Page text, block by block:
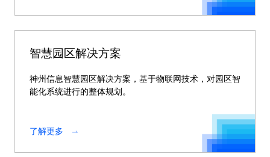
智慧园区解决方案
神州信息智慧园区解决方案，基于物联网技术，对园区智
能化系统进行的整体规划。
了解更多